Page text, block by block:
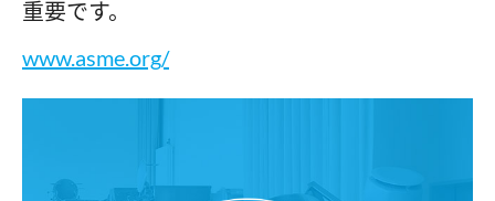
重要です。
www.asme.org/